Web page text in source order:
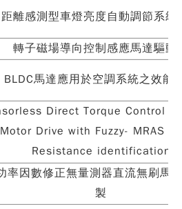
距離感測型車燈亮度自動調節系統
轉子磁場導向控制感應馬達驅動
BLDC馬達應用於空調系統之效能
Direct Torque Control
Motor Drive with Fuzzy- MRAS
Resistance identification
率因數修正無量測器直流無刷馬
製